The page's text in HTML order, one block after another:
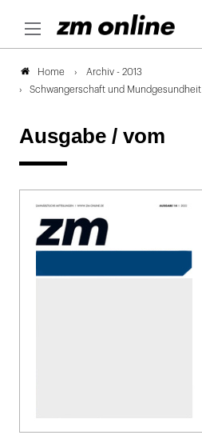
Home
Archiv - 2013
Schwangerschaft und Mundgesundheit
Ausgabe / vom